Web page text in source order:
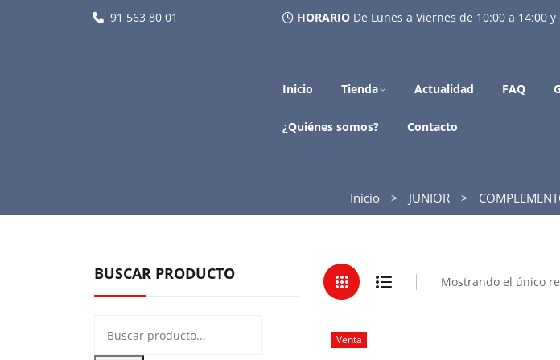
91 563 80 01 HORARIO De Lunes a Viernes de 10:00 a 14:00
Inicio Tienda Actualidad FAQ
¿Quiénes somos? Contacto
Inicio JUNIOR
Mostrando el único
Venta
BUSCAR PRODUCTO